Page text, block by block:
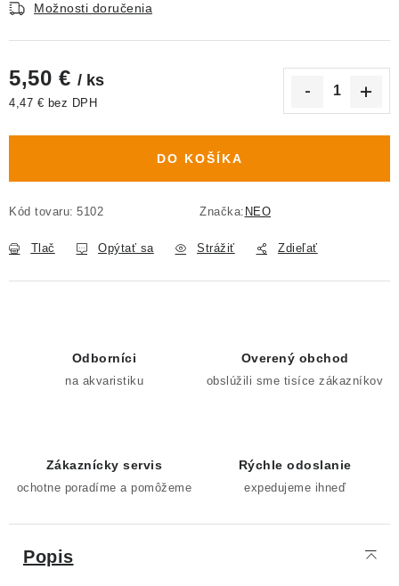
Možnosti doručenia
5,50 € / ks
4,47 € bez DPH
DO KOŠÍKA
Kód tovaru: 5102 Značka: NEO
Tlač Opýtať sa Strážiť Zdieľať
Odborníci
na akvaristiku
Overený obchod
obslúžili sme tisíce zákazníkov
Zákaznícky servis
ochotne poradíme a pomôžeme
Rýchle odoslanie
expedujeme ihneď
Popis